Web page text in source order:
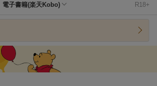
電子書籍(楽天Kobo) R18+